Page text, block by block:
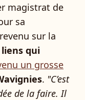
magistrat de
sa
sur la
liens qui
un grosse
. "C’est
de la faire. Il